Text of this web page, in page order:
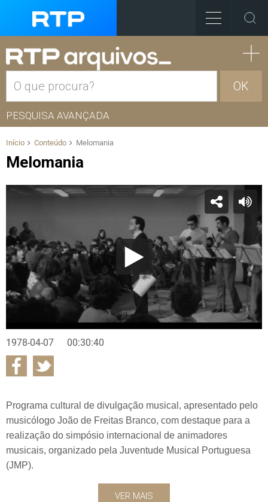
OK
PESQUISA AVANÇADA
Início Conteúdo Melomania
Melomania
1978-04-07 00:30:40
Programa cultural de divulgação musical, apresentado pelo
musicólogo João de Freitas Branco, com destaque para a
realização do simpósio internacional de animadores
musicais, organizado pela Juventude Musical Portuguesa
(JMP).
VER MAIS